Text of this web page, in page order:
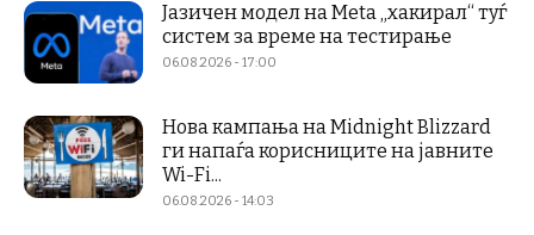
Јазичен модел на Meta „хакирал“ туѓ
систем за време на тестирање
06.08.2026 - 17:00
Нова кампања на Midnight Blizzard
ги напаѓа корисниците на јавните
Wi-Fi...
06.08.2026 - 14:03